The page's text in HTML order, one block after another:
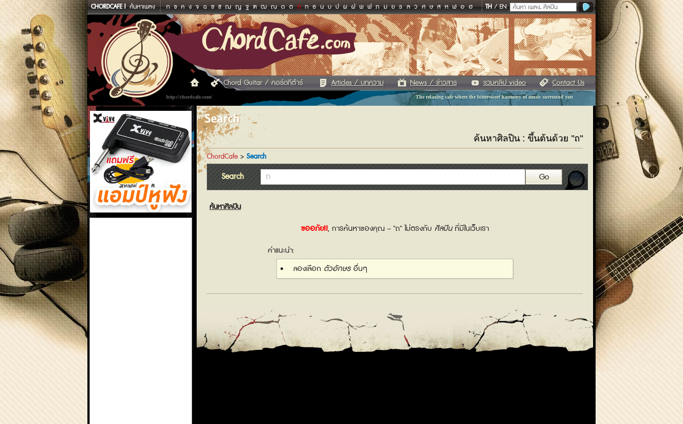
CHORDCAFE ค้นหาเพลง ก ข ค ง จ ฉ ช ซ ฌ ญ ฐ ฑ ฒ ณ ด ต ถ ท ธ น บ ป ผ ฝ พ ฟ ภ ม ย ร ล ว ศ ษ ส ห ฬ อ ฮ TH/EN
The relaxing cafe where the bittersweet harmony of music surround you
http://chordcafe.com/
Chord Guitar / คอร์ดกีต้าร์ Articles / บทความ News / ข่าวสาร รวมคลิป video Contact Us
แอมป์หูฟัง
Search
ค้นหาศิลปิน : ขึ้นต้นด้วย "ถ"
ChordCafe > Search
Search
ค้นหาศิลปิน
ขออภัย!!, การค้นหาของคุณ – "ถ" ไม่ตรงกับ ศิลปินที่มีในเว็บเรา
คำแนะนำ:
ลองเลือก ตัวอักษรอื่นๆ